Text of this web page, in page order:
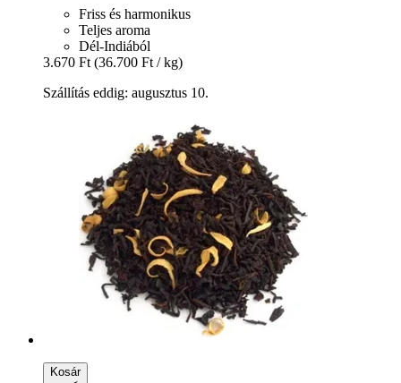
Friss és harmonikus
Teljes aroma
Dél-Indiából
3.670 Ft (36.700 Ft / kg)
Szállítás eddig: augusztus 10.
Kosár